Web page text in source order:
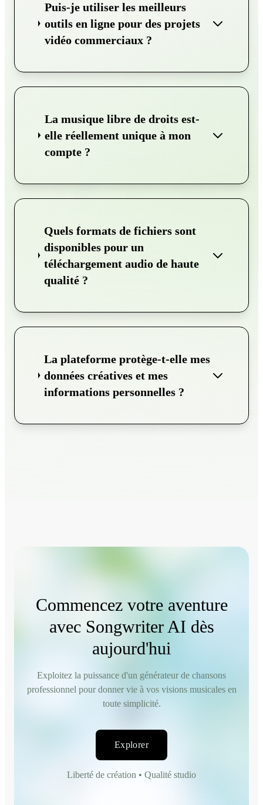
Puis-je utiliser les meilleurs
outils en ligne pour des projets
vidéo commerciaux ?
La musique libre de droits est-
elle réellement unique à mon
compte ?
Quels formats de fichiers sont
disponibles pour un
téléchargement audio de haute
qualité ?
La plateforme protège-t-elle mes
données créatives et mes
informations personnelles ?
Commencez votre aventure
avec Songwriter AI dès
aujourd'hui
Exploitez la puissance d'un générateur de chansons
professionnel pour donner vie à vos visions musicales en
toute simplicité.
Explorer
Liberté de création • Qualité studio